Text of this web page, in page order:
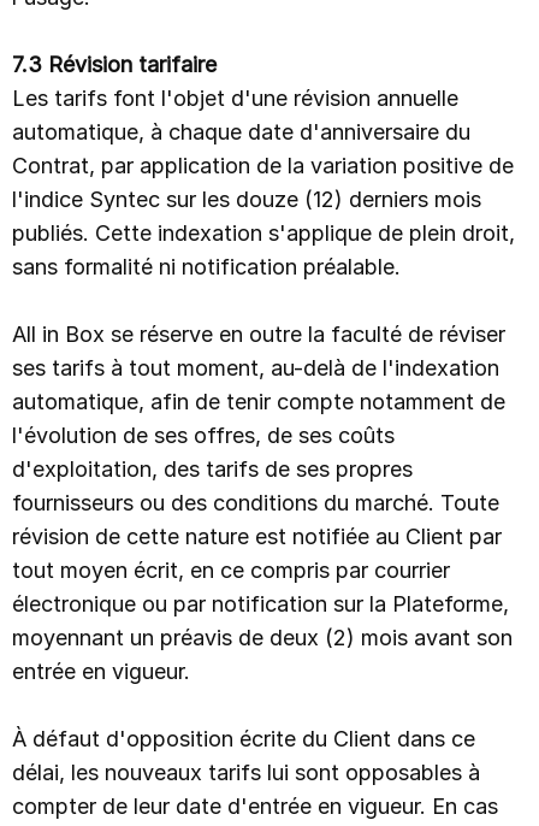
7.3 Révision tarifaire
Les tarifs font l'objet d'une révision annuelle
automatique, à chaque date d'anniversaire du
Contrat, par application de la variation positive de
l'indice Syntec sur les douze (12) derniers mois
publiés. Cette indexation s'applique de plein droit,
sans formalité ni notification préalable.
All in Box se réserve en outre la faculté de réviser
ses tarifs à tout moment, au-delà de l'indexation
automatique, afin de tenir compte notamment de
l'évolution de ses offres, de ses coûts
d'exploitation, des tarifs de ses propres
fournisseurs ou des conditions du marché. Toute
révision de cette nature est notifiée au Client par
tout moyen écrit, en ce compris par courrier
électronique ou par notification sur la Plateforme,
moyennant un préavis de deux (2) mois avant son
entrée en vigueur.
À défaut d'opposition écrite du Client dans ce
délai, les nouveaux tarifs lui sont opposables à
compter de leur date d'entrée en vigueur. En cas